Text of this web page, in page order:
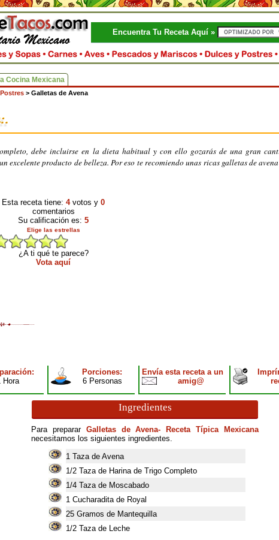
Encuentra Tu Receta Aquí »
Cocina Mexicana
> Galletas de Avena
debe incluirse en la dieta habitual y con ello gozarás de una gran
excelente producto de belleza. Por eso te recomiendo unas ricas galletas de
Esta receta tiene: 4votos y 0
comentarios
Su calificación es: 5
Elige las estrellas
¿A ti qué te parece?
Vota aquí
Hora
Porciones:
6 Personas
Envía esta receta a un
amig@
Ingredientes
Para preparar Galletas de Avena- Receta Típica Mexicana
necesitamos los siguientes ingredientes.
1 Taza de Avena
1/2 Taza de Harina de Trigo Completo
1/4 Taza de Moscabado
1 Cucharadita de Royal
25 Gramos de Mantequilla
1/2 Taza de Leche